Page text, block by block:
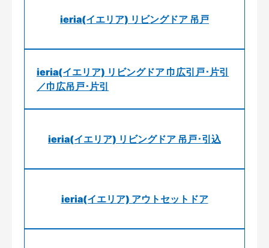
ieria(イエリア) リビングドア 吊戸
ieria(イエリア) リビングドア 巾広引戸･片引
／巾広吊戸･片引
ieria(イエリア) リビングドア 吊戸･引込
ieria(イエリア) アウトセットドア